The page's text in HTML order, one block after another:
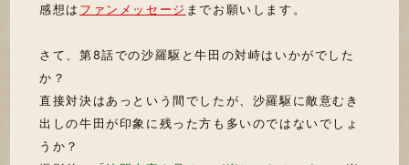
感想は ファンメッセージ までお願いします。
さて、第8話での沙羅駆と牛田の対峙はいかがでした
か？
直接対決はあっという間でしたが、沙羅駆に敵意むき
出しの牛田が印象に残った方も多いのではないでしょ
うか？